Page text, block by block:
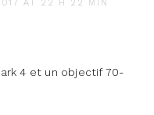
AT 22 H 22 MIN
4 et un objectif 70-